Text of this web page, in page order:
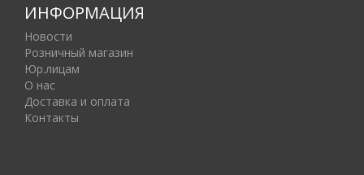
ИНФОРМАЦИЯ
Новости
Розничный магазин
Юр.лицам
О нас
Доставка и оплата
Контакты